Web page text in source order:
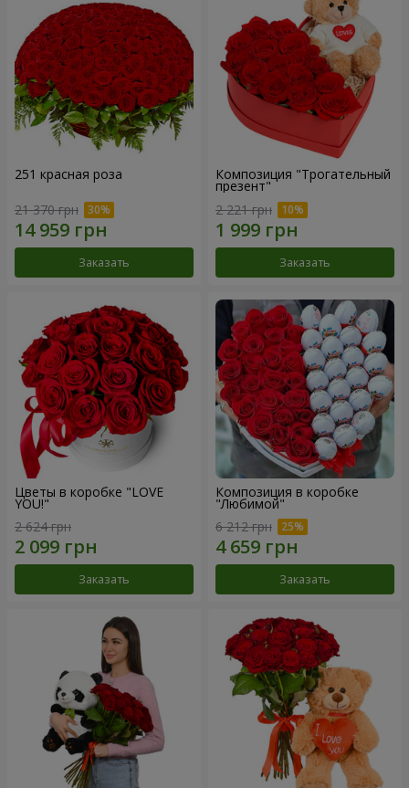
251 красная роза
21 370 грн
Заказать
Композиция "Трогательный
презент"
2 221 грн
Заказать
Цветы в коробке "LOVE
YOU!"
2 624 грн
Заказать
Композиция в коробке
"Любимой"
6 212 грн
Заказать